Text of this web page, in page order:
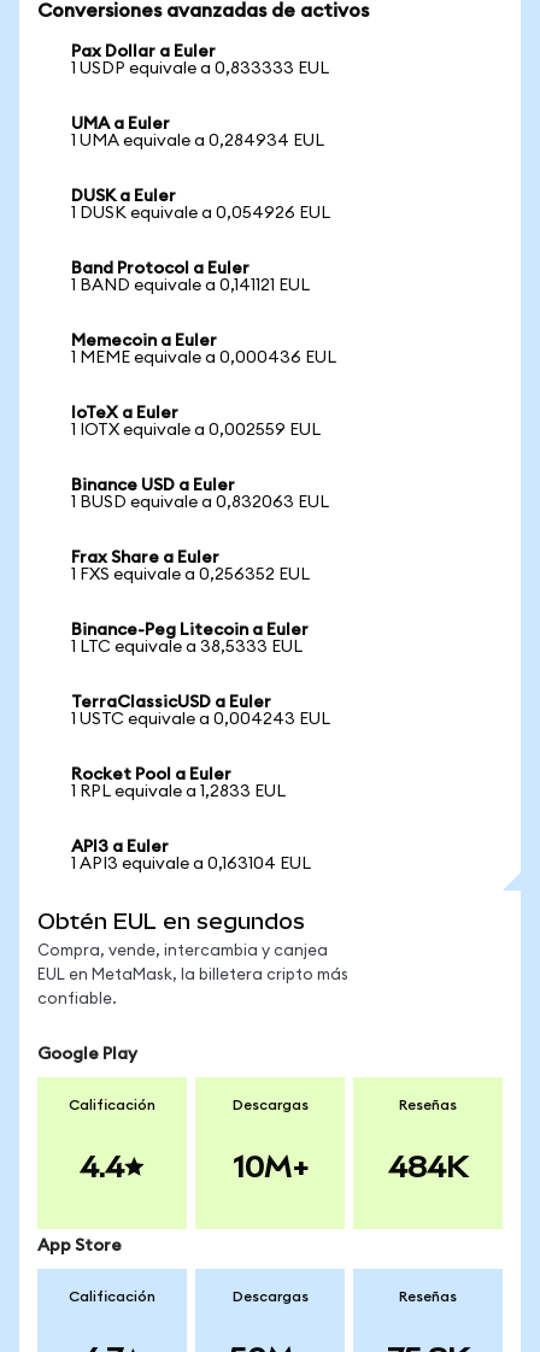
Conversiones avanzadas de activos
Pax Dollar a Euler
1 USDP equivale a 0,833333 EUL
UMA a Euler
1 UMA equivale a 0,284934 EUL
DUSK a Euler
1 DUSK equivale a 0,054926 EUL
Band Protocol a Euler
1 BAND equivale a 0,141121 EUL
Memecoin a Euler
1 MEME equivale a 0,000436 EUL
IoTeX a Euler
1 IOTX equivale a 0,002559 EUL
Binance USD a Euler
1 BUSD equivale a 0,832063 EUL
Frax Share a Euler
1 FXS equivale a 0,256352 EUL
Binance-Peg Litecoin a Euler
1 LTC equivale a 38,5333 EUL
TerraClassicUSD a Euler
1 USTC equivale a 0,004243 EUL
Rocket Pool a Euler
1 RPL equivale a 1,2833 EUL
API3 a Euler
1 API3 equivale a 0,163104 EUL
Obtén EUL en segundos
Compra, vende, intercambia y canjea
EUL en MetaMask, la billetera cripto más
confiable.
Google Play
Calificación
4.4
Descargas
10M+
Reseñas
484K
App Store
Calificación Descargas Reseñas